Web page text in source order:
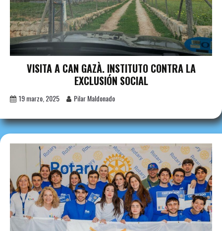
VISITA A CAN GAZÀ. INSTITUTO CONTRA LA
EXCLUSIÓN SOCIAL
19 marzo, 2025 Pilar Maldonado